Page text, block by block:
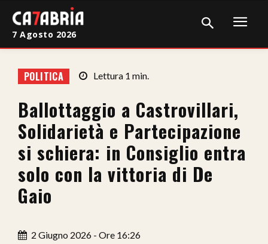
Cronaca
Giudiziaria
Politica
Sport
Attualità
7 Agosto 2026
POLITICA Lettura 1 min.
Ballottaggio a Castrovillari,
Solidarietà e Partecipazione
si schiera: in Consiglio entra
solo con la vittoria di De
Gaio
2 Giugno 2026 - Ore 16:26